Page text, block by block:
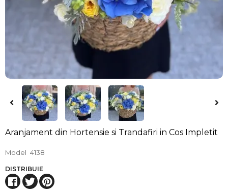
Aranjament din Hortensie si Trandafiri in Cos Impletit
Model 4138
DISTRIBUIE